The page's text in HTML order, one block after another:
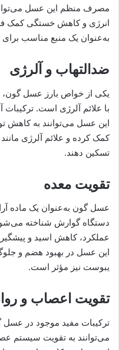
مصرف منظم این عسل
انرژی و کاهش خستگی کمک
به‌عنوان یک منبع مناسب برای
ضدالتهاب و آلرژی
یکی از خواص بارز عسل گون،
با علائم آلرژی است. ترکیبات
این عسل می‌توانند به کاهش
کمک کرده و علائم آلرژی
تسکین دهند.
تقویت معده
عسل گون به‌عنوان یک ماده
دستگاه گوارش شناخته
عملکرد، کاهش اسید و
این عسل در بهبود هضم و
یبوست نیز مؤثر است.
تقویت اعصاب و
ترکیبات مفید موجود در عسل
می‌توانند به تقویت سیستم